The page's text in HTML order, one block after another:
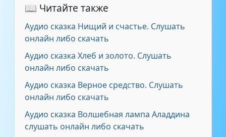
📖 Читайте также
Аудио сказка Нищий и счастье. Слушать
онлайн либо скачать
Аудио сказка Хлеб и золото. Слушать
онлайн либо скачать
Аудио сказка Верное средство. Слушать
онлайн либо скачать
Аудио сказка Волшебная лампа Аладдина
слушать онлайн либо скачать